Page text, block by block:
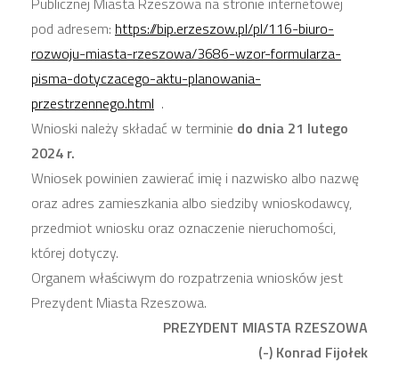
pod adresem: https://bip.erzeszow.pl/pl/116-biuro-
rozwoju-miasta-rzeszowa/3686-wzor-formularza-
pisma-dotyczacego-aktu-planowania-
przestrzennego.html .
Wnioski należy składać w terminie do dnia 21 lutego
2024 r.
Wniosek powinien zawierać imię i nazwisko albo nazwę
oraz adres zamieszkania albo siedziby wnioskodawcy,
przedmiot wniosku oraz oznaczenie nieruchomości,
której dotyczy.
Organem właściwym do rozpatrzenia wniosków jest
Prezydent Miasta Rzeszowa.
PREZYDENT MIASTA RZESZOWA
(-) Konrad Fijołek